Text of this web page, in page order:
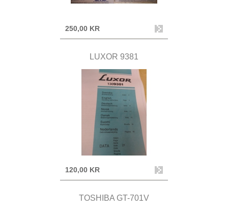
250,00 KR
LUXOR 9381
120,00 KR
TOSHIBA GT-701V